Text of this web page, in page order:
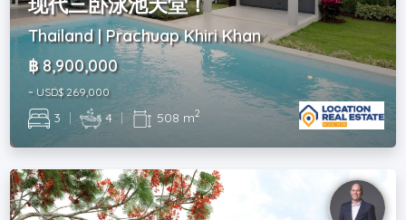
Thailand | Prachuap Khiri Khan
฿ 8,900,000
~ USD$ 269,000
3 | 4 | 508 m2